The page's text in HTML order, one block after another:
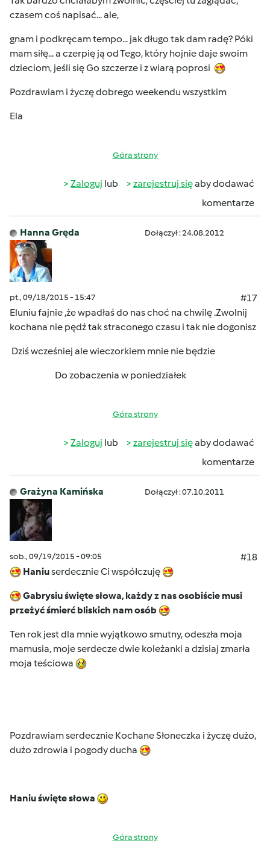
czasem coś napisać... ale,
gnam i podkręcam tempo... jak długo tak dam radę? Póki
mam siłę... a czerpię ją od Tego, który hojnie daje swoim
dzieciom, jeśli się Go szczerze i z wiarą poprosi
Pozdrawiam i życzę dobrego weekendu wszystkim
Ela
Góra strony
Zaloguj lub zarejestruj sięaby dodawać
komentarze
Hanna Gręda Dołączył : 24.08.2012
pt., 09/18/2015 - 15:47
#17
Eluniu fajnie ,że wpadłaśdo nas choć na chwilę .Zwolnij
kochana nie pędźtak straconego czasu i tak nie dogonisz
Dziś wcześniej ale wieczorkiem mnie nie będzie
Do zobaczenia w poniedziałek
Góra strony
Zaloguj lub zarejestruj sięaby dodawać
komentarze
Grażyna Kamińska Dołączył : 07.10.2011
sob., 09/19/2015 - 09:05
#18
Haniuserdecznie Ci współczuję
Gabrysiu święte słowa, każdy z nas osobiście musi
przeżyć śmierć bliskich nam osób
Ten rok jest dla mnie wyjątkowo smutny, odeszła moja
mamusia, moje serdecze dwie koleżanki a dzisiaj zmarła
moja teściowa
Pozdrawiam serdecznie Kochane Słoneczka i życzę dużo,
dużo zdrowia i pogody ducha
Haniu święte słowa
Góra strony